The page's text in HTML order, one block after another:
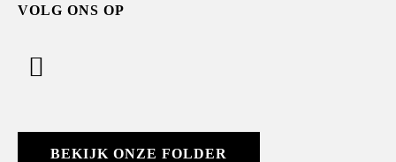
VOLG ONS OP
BEKIJK ONZE FOLDER